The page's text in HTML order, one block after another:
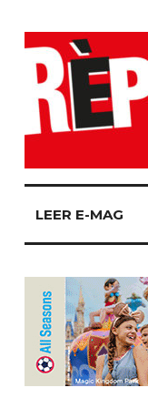
LEER E-MAG